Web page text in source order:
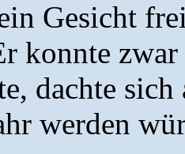
Gesicht
konnte
dachte sich
werden